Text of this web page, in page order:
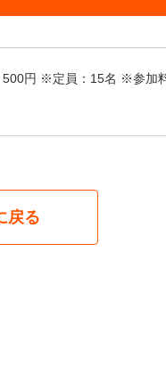
円 ※定員：15名 ※参加
戻る